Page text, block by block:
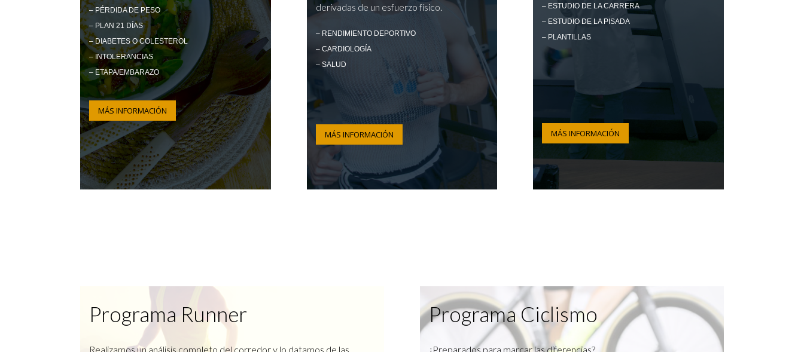
– PÉRDIDA DE PESO
– PLAN 21 DÍAS
– DIABETES O COLESTEROL
– INTOLERANCIAS
– ETAPA/EMBARAZO
MÁS INFORMACIÓN
derivadas de un esfuerzo físico.
– RENDIMIENTO DEPORTIVO
– CARDIOLOGÍA
– SALUD
MÁS INFORMACIÓN
– ESTUDIO DE LA CARRERA
– ESTUDIO DE LA PISADA
– PLANTILLAS
MÁS INFORMACIÓN
Programa Runner
Realizamos un análisis completo del corredor y lo datamos de las
Programa Ciclismo
¿Preparados para marcar las diferencias?